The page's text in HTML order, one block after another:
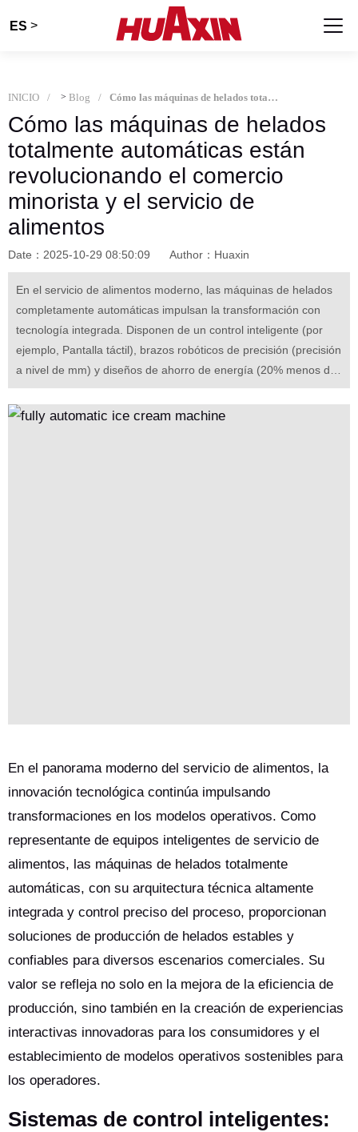
ES >
INICIO > Blog Cómo las máquinas de helados totalmente automáticas están revolucionando el comercio minorista y el servicio de alimentos
Cómo las máquinas de helados
totalmente automáticas están
revolucionando el comercio
minorista y el servicio de
alimentos
Date：2025-10-29 08:50:09 Author：Huaxin
En el servicio de alimentos moderno, las máquinas de helados
completamente automáticas impulsan la transformación con
tecnología integrada. Disponen de un control inteligente (por
ejemplo, Pantalla táctil), brazos robóticos de precisión (precisión
a nivel de mm) y diseños de ahorro de energía (20% menos de
consumo). Los datos europeos muestran ingresos adicionales
mensuales de ~ €2.700 por unidad. Adaptable a centros
En el panorama moderno del servicio de alimentos, la
innovación tecnológica continúa impulsando
transformaciones en los modelos operativos. Como
representante de equipos inteligentes de servicio de
alimentos, las máquinas de helados totalmente
automáticas, con su arquitectura técnica altamente
integrada y control preciso del proceso, proporcionan
soluciones de producción de helados estables y
confiables para diversos escenarios comerciales. Su
valor se refleja no solo en la mejora de la eficiencia de
producción, sino también en la creación de experiencias
interactivas innovadoras para los consumidores y el
establecimiento de modelos operativos sostenibles para
los operadores.
Sistemas de control inteligentes: